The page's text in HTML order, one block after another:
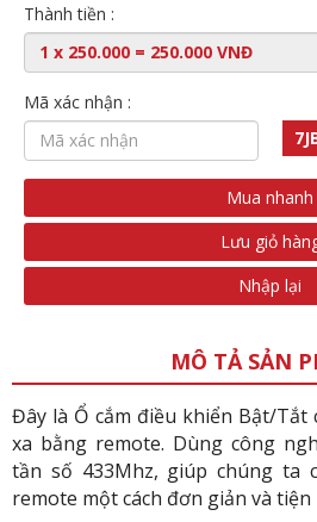
Thành tiền :
Mã xác nhận :
Mua nhanh
Lưu giỏ
Nhập lại
MÔ TẢ SẢN
Đây là Ổ cắm điều khiển Bật/
xa bằng remote. Dùng công
tần số 433Mhz, giúp chúng ta
remote một cách đơn giản và tiện